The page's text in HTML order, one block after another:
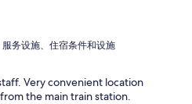
务设施、住宿条件和设施
Very convenient location
the main train station.